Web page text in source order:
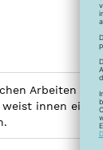
Arbeiten
innen